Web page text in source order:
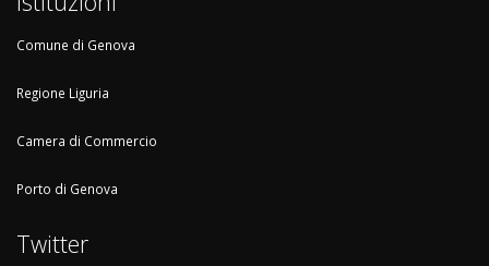
Comune di Genova
Regione Liguria
Camera di Commercio
Porto di Genova
Twitter